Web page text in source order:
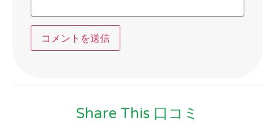
Share This 口コミ